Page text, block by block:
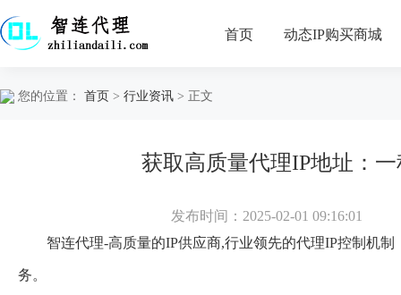
首页 动态IP购买商城
您的位置： 首页 > 行业资讯 > 正文
获取高质量代理IP地址：
发布时间：2025-02-01 09:16:01
智连代理-高质量的IP供应商,行业领先的代理IP控制机
务。